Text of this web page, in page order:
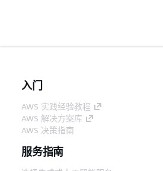
入门
AWS 实践经验教程
AWS 解决方案库
AWS 决策指南
服务指南